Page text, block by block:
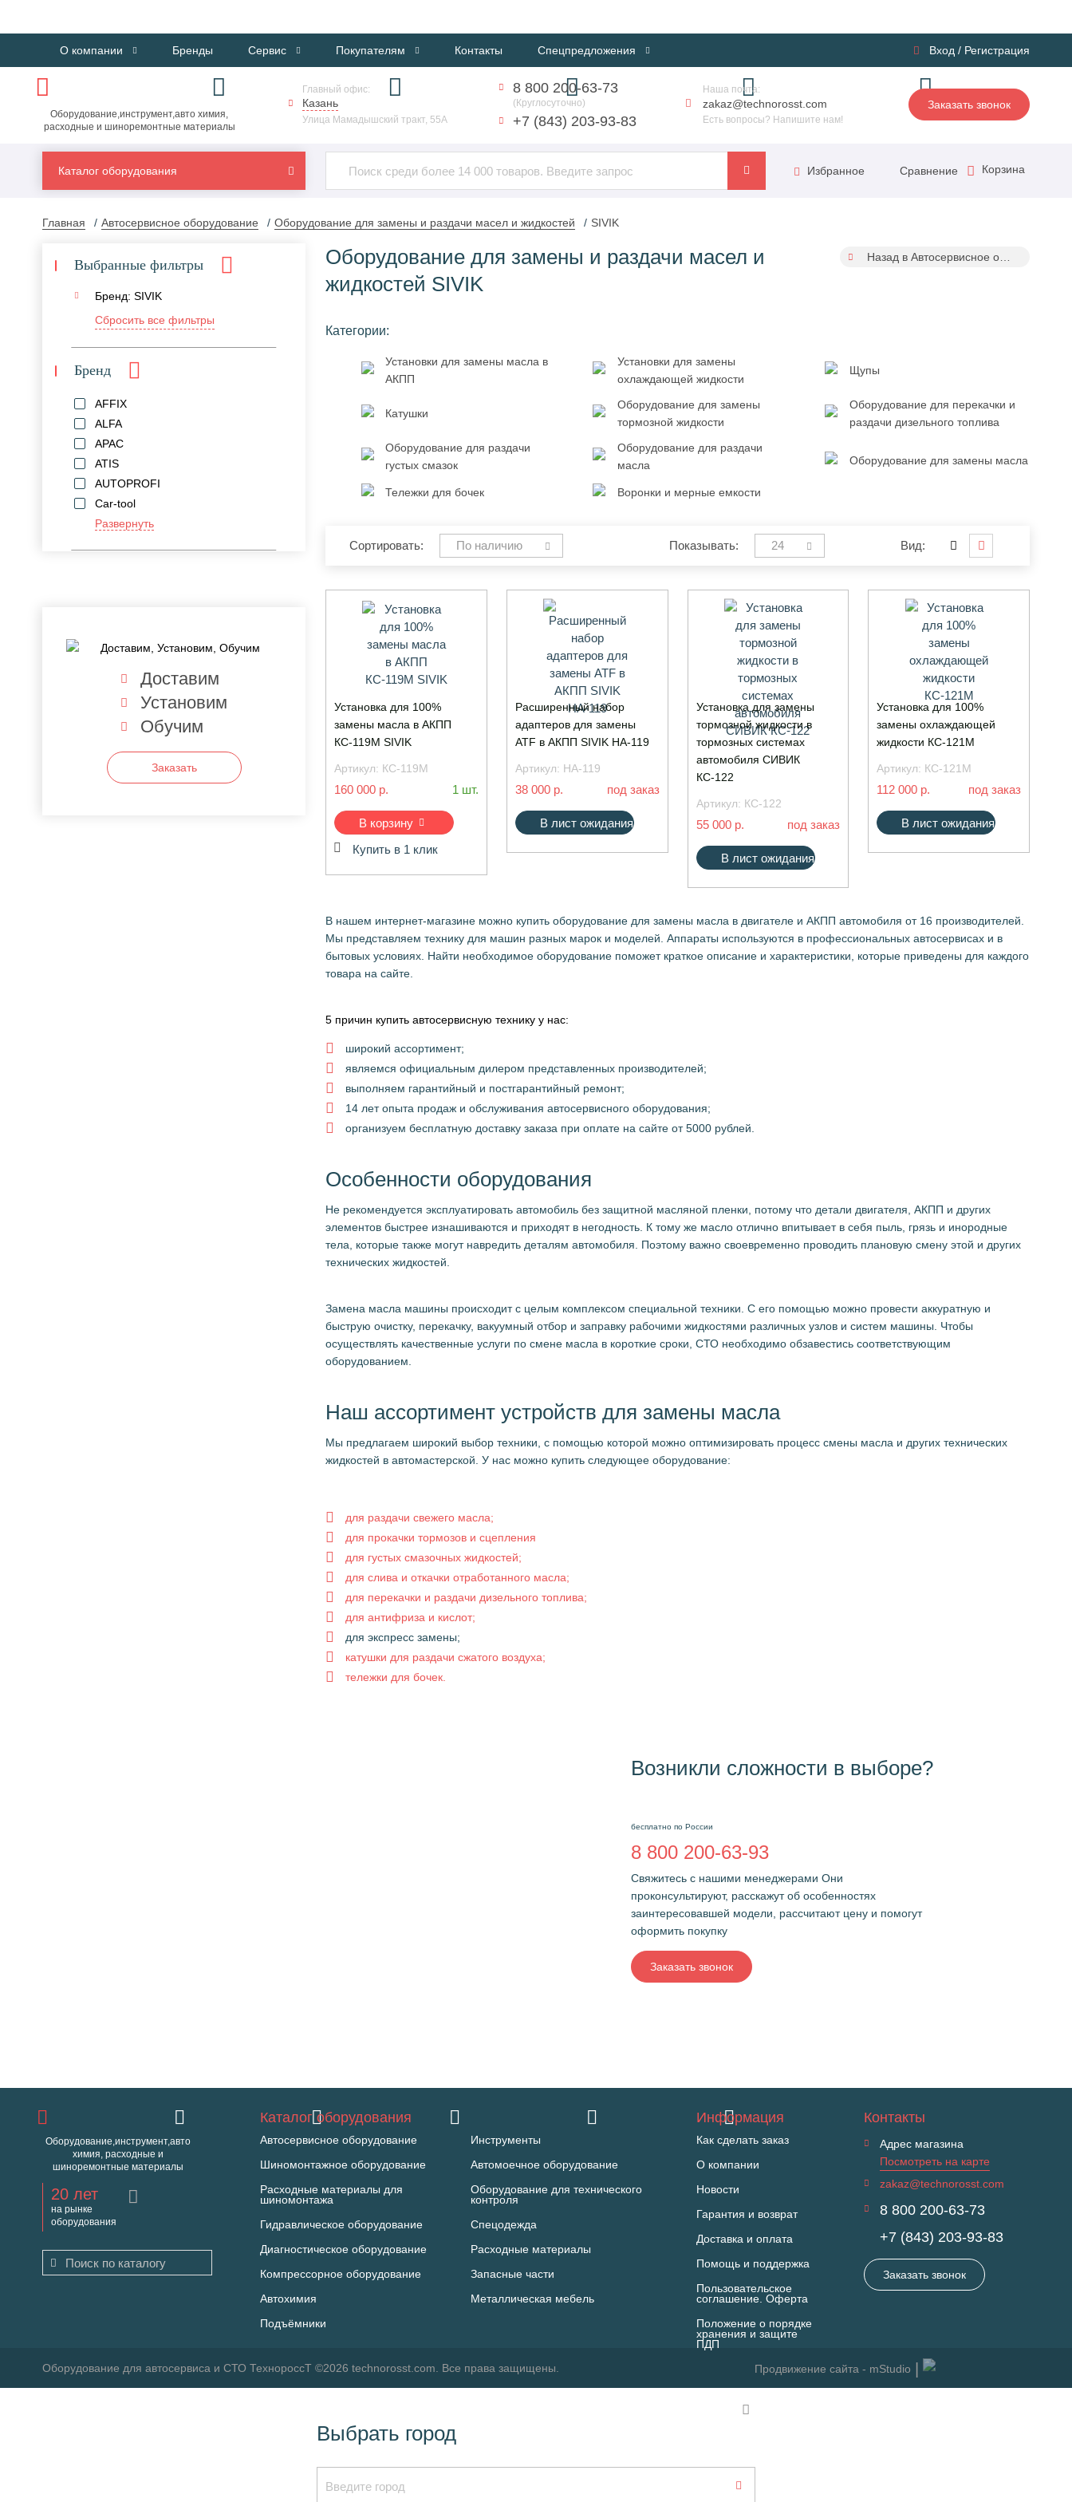
О компании Бренды Сервис Покупателям Контакты Спецпредложения Вход / Регистрация
Оборудование,инструмент,авто химия,
расходные и шиноремонтные материалы
Главный офис:
Казань
Улица Мамадышский тракт, 55А
8 800 200-63-73
(Круглосуточно)
+7 (843) 203-93-83
Наша почта:
zakaz@technorosst.com
Есть вопросы? Напишите нам!
Заказать звонок
Каталог оборудования Избранное Сравнение Корзина
Главная Автосервисное оборудование Оборудование для замены и раздачи масел и жидкостей SIVIK
Выбранные фильтры
Бренд: SIVIK
Сбросить все фильтры
Бренд
AFFIX
ALFA
APAC
ATIS
AUTOPROFI
Car-tool
Развернуть
Доставим
Установим
Обучим
Заказать
Оборудование для замены и раздачи масел и
жидкостей SIVIK
Назад в Автосервисное оборудование
Категории:
Установки для замены масла в
АКПП
Установки для замены
охлаждающей жидкости
Щупы
Катушки
Оборудование для замены
тормозной жидкости
Оборудование для перекачки и
раздачи дизельного топлива
Оборудование для раздачи
густых смазок
Оборудование для раздачи
масла
Оборудование для замены масла
Тележки для бочек Воронки и мерные емкости
Сортировать: По наличию Показывать: 24 Вид:
Установка для 100%
замены масла в АКПП
КС-119М SIVIK
Артикул: КС-119М
160 000 р. 1 шт.
В корзину
Купить в 1 клик
Расширенный набор
адаптеров для замены
ATF в АКПП SIVIK НА-119
Артикул: НА-119
38 000 р. под заказ
В лист ожидания
Установка для замены
тормозной жидкости в
тормозных системах
автомобиля СИВИК
КС-122
Артикул: КС-122
55 000 р. под заказ
В лист ожидания
Установка для 100%
замены охлаждающей
жидкости КС-121М
Артикул: КС-121М
112 000 р. под заказ
В лист ожидания
В нашем интернет-магазине можно купить оборудование для замены масла в двигателе и АКПП автомобиля от 16 производителей.
Мы представляем технику для машин разных марок и моделей. Аппараты используются в профессиональных автосервисах и в
бытовых условиях. Найти необходимое оборудование поможет краткое описание и характеристики, которые приведены для каждого
товара на сайте.
5 причин купить автосервисную технику у нас:
широкий ассортимент;
являемся официальным дилером представленных производителей;
выполняем гарантийный и постгарантийный ремонт;
14 лет опыта продаж и обслуживания автосервисного оборудования;
организуем бесплатную доставку заказа при оплате на сайте от 5000 рублей.
Особенности оборудования
Не рекомендуется эксплуатировать автомобиль без защитной масляной пленки, потому что детали двигателя, АКПП и других
элементов быстрее изнашиваются и приходят в негодность. К тому же масло отлично впитывает в себя пыль, грязь и инородные
тела, которые также могут навредить деталям автомобиля. Поэтому важно своевременно проводить плановую смену этой и других
технических жидкостей.
Замена масла машины происходит с целым комплексом специальной техники. С его помощью можно провести аккуратную и
быструю очистку, перекачку, вакуумный отбор и заправку рабочими жидкостями различных узлов и систем машины. Чтобы
осуществлять качественные услуги по смене масла в короткие сроки, СТО необходимо обзавестись соответствующим
оборудованием.
Наш ассортимент устройств для замены масла
Мы предлагаем широкий выбор техники, с помощью которой можно оптимизировать процесс смены масла и других технических
жидкостей в автомастерской. У нас можно купить следующее оборудование:
для раздачи свежего масла;
для прокачки тормозов и сцепления
для густых смазочных жидкостей;
для слива и откачки отработанного масла;
для перекачки и раздачи дизельного топлива;
для антифриза и кислот;
для экспресс замены;
катушки для раздачи сжатого воздуха;
тележки для бочек.
Возникли сложности в выборе?
бесплатно по России
8 800 200-63-93
Свяжитесь с нашими менеджерами Они
проконсультируют, расскажут об особенностях
заинтересовавшей модели, рассчитают цену и помогут
оформить покупку
Заказать звонок
Оборудование,инструмент,авто
химия, расходные и
шиноремонтные материалы
20 лет
на рынке
оборудования
Каталог оборудования
Автосервисное оборудование
Шиномонтажное оборудование
Расходные материалы для
шиномонтажа
Гидравлическое оборудование
Диагностическое оборудование
Компрессорное оборудование
Автохимия
Подъёмники
Инструменты
Автомоечное оборудование
Оборудование для технического
контроля
Спецодежда
Расходные материалы
Запасные части
Металлическая мебель
Информация
Как сделать заказ
О компании
Новости
Гарантия и возврат
Доставка и оплата
Помощь и поддержка
Пользовательское
соглашение. Оферта
Положение о порядке
хранения и защите
ПДП
Контакты
Адрес магазина
Посмотреть на карте
zakaz@technorosst.com
8 800 200-63-73
+7 (843) 203-93-83
Заказать звонок
Оборудование для автосервиса и СТО ТехнороссТ ©2026 technorosst.com. Все права защищены. Продвижение сайта - mStudio
Выбрать город